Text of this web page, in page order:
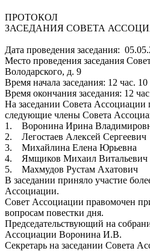
ПРОТОКОЛ
ЗАСЕДАНИЯ СОВЕТА
Дата проведения заседания:
Место проведения заседания
Володарского, д. 9
Время начала заседания: 12 час.
Время окончания заседания: 12
На заседании Совета Ассоциации
следующие члены Совета
1. Воронина Ирина
2. Легостаев Алексей Сергеевич
3. Михайлина Елена Юрьевна
4. Ямщиков Михаил Витальевич
5. Махмудов Рустам Ахатович
В заседании приняло участие
Ассоциации.
Совет Ассоциации правомочен
вопросам повестки дня.
Председательствующий на
Ассоциации Воронина И.В.
Секретарь на заседании Совета